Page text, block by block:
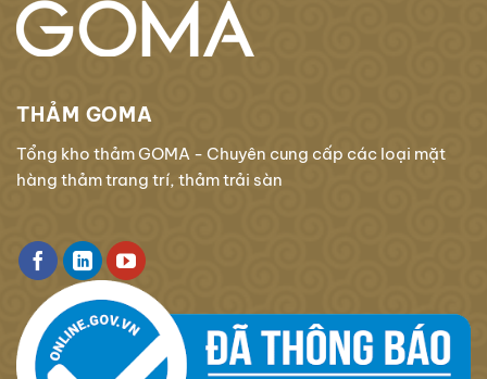
THẢM GOMA
Tổng kho thảm GOMA - Chuyên cung cấp các loại mặt
hàng thảm trang trí, thảm trải sàn